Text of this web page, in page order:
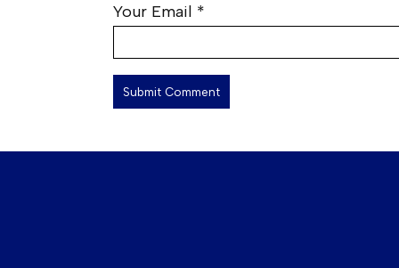
Your Email *